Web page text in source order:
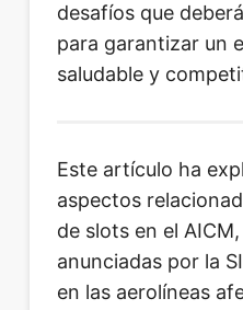
desafíos que
para garantizar un
saludable y
Este artículo ha
aspectos
de slots en el
anunciadas por la
en las aerolíneas